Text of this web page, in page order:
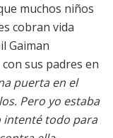
muchos niños
cobran vida
Gaiman
sus padres en
puerta en el
Pero yo estaba
intenté todo para